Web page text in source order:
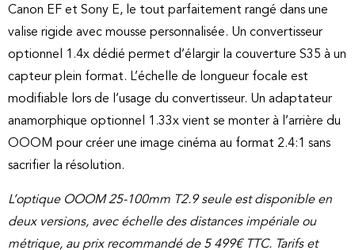
Canon EF et Sony E, le tout parfaitement rangé dans une
valise rigide avec mousse personnalisée. Un convertisseur
optionnel 1.4x dédié permet d’élargir la couverture S35 à un
capteur plein format. L’échelle de longueur focale est
modifiable lors de l’usage du convertisseur. Un adaptateur
anamorphique optionnel 1.33x vient se monter à l’arrière du
OOOM pour créer une image cinéma au format 2.4:1 sans
sacrifier la résolution.
L’optique OOOM 25-100mm T2.9 seule est disponible en
deux versions, avec échelle des distances impériale ou
métrique, au prix recommandé de 5 499€ TTC. Tarifs et